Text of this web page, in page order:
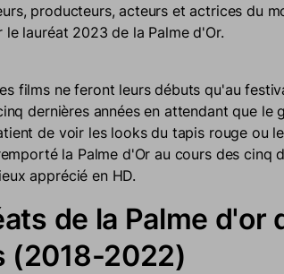
producteurs, acteurs et actrices du
lauréat 2023 de la Palme d'Or.
films ne feront leurs débuts qu'au
dernières années en attendant que le
de voir les looks du tapis rouge ou
la Palme d'Or au cours des cinq
apprécié en HD.
de la Palme d'or
(2018-2022)